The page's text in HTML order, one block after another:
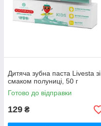
Дитяча зубна паста Livesta зі
смаком полуниці, 50 г
Готово до відправки
129 ₴